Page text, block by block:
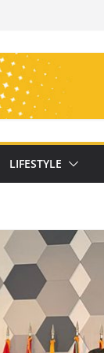
LIFESTYLE